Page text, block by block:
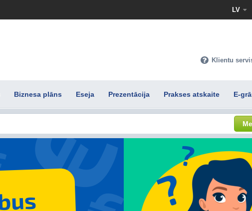
LV
Klientu
Biznesa plāns Eseja Prezentācija Prakses atskaite E-